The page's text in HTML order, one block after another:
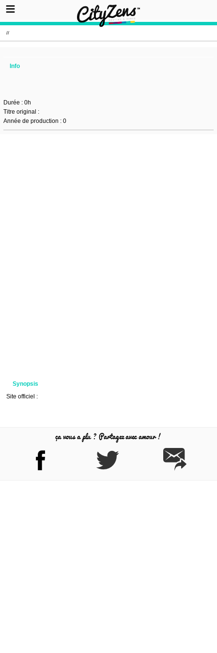
//
Info
Durée : 0h
Titre original :
Année de production : 0
Synopsis
Site officiel :
ça vous a plu ? Partagez avec amour !